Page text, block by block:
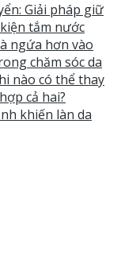
Giải pháp giữ
tắm nước
ngứa hơn vào
chăm sóc da
nào có thể thay
cả hai?
khiến làn da